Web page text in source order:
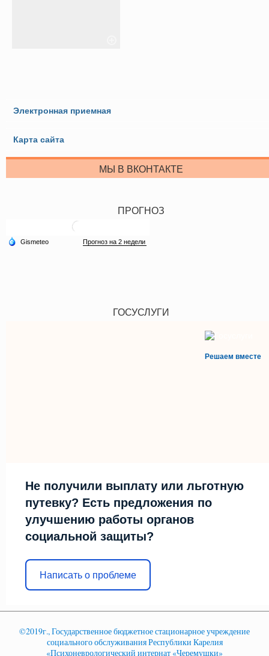
Электронная приемная
Карта сайта
МЫ В ВКОНТАКТЕ
ПРОГНОЗ
ГОСУСЛУГИ
Решаем вместе
Не получили выплату или льготную
путевку? Есть предложения по
улучшению работы органов
социальной защиты?
Написать о проблеме
©2019г., Государственное бюджетное стационарное учреждение
социального обслуживания Республики Карелия
«Психоневрологический интернат «Черемушки»